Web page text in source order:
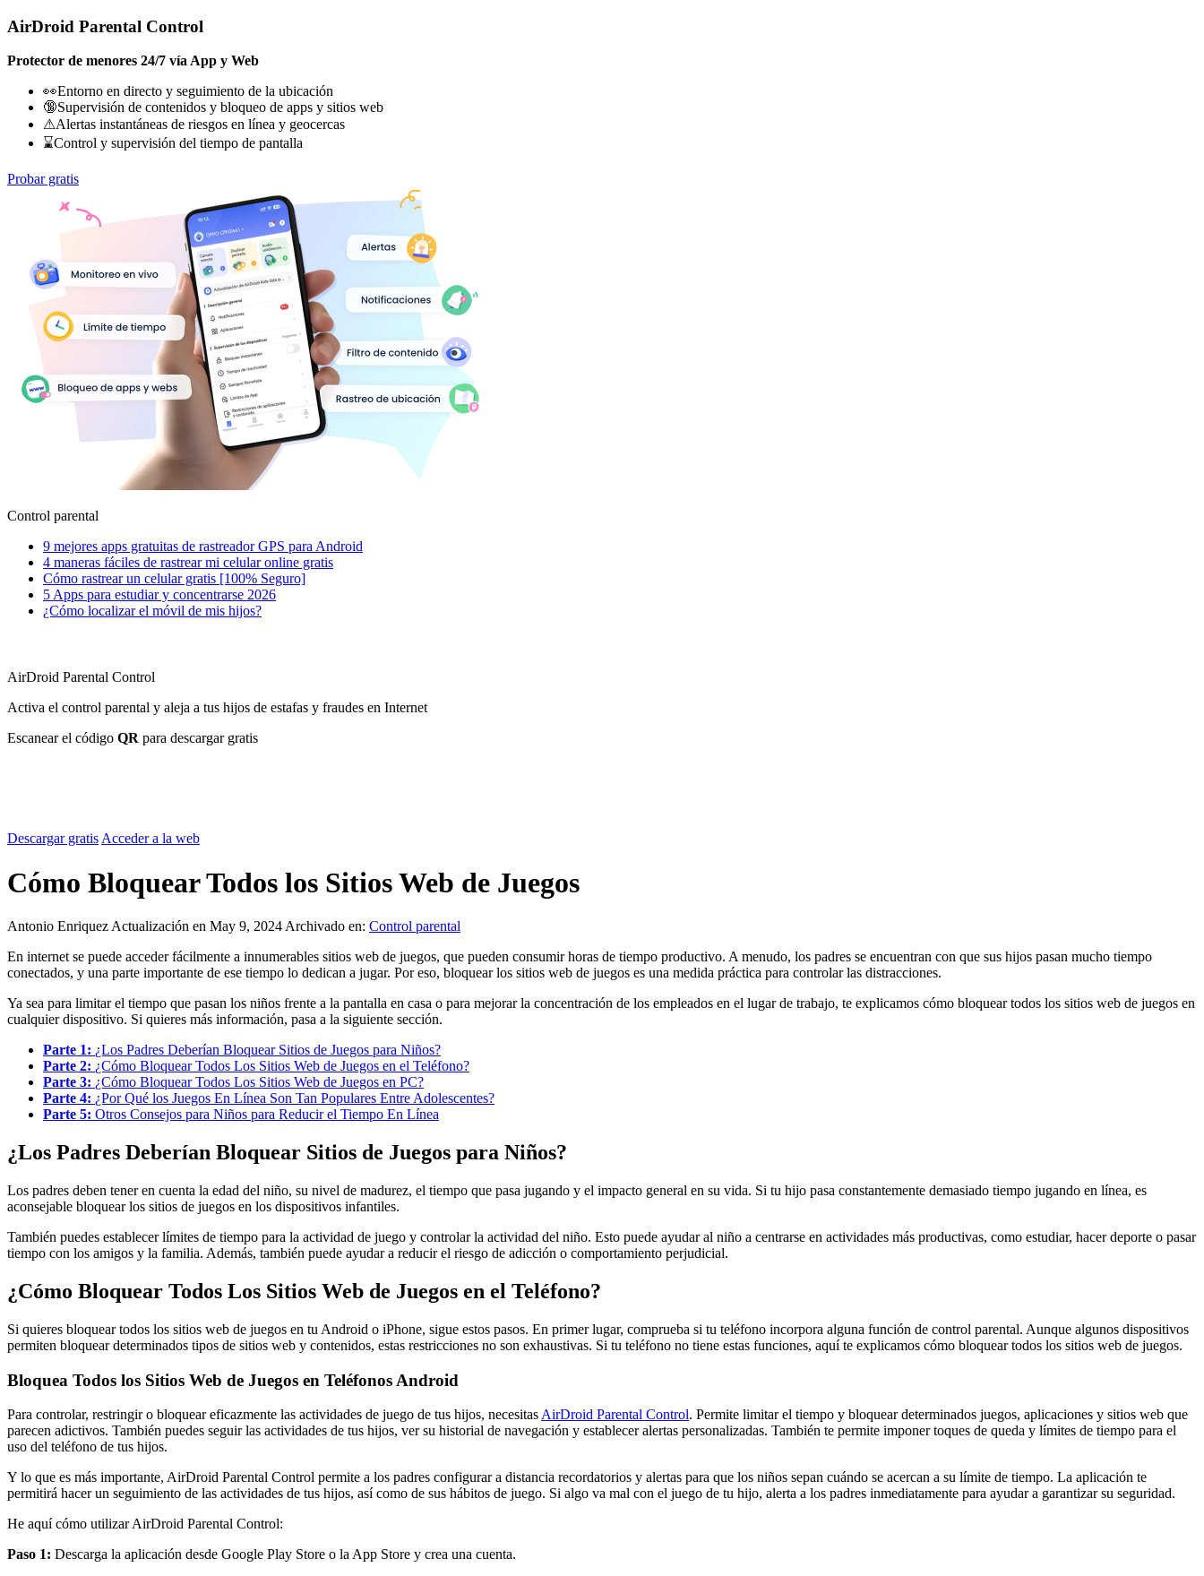
AirDroid Parental Control
Protector de menores 24/7 vía App y Web
👀Entorno en directo y seguimiento de la ubicación
🔞Supervisión de contenidos y bloqueo de apps y sitios web
⚠Alertas instantáneas de riesgos en línea y geocercas
⌛Control y supervisión del tiempo de pantalla
Probar gratis
Control parental
9 mejores apps gratuitas de rastreador GPS para Android
4 maneras fáciles de rastrear mi celular online gratis
Cómo rastrear un celular gratis [100% Seguro]
5 Apps para estudiar y concentrarse 2026
¿Cómo localizar el móvil de mis hijos?
AirDroid Parental Control
Activa el control parental y aleja a tus hijos de estafas y fraudes en Internet
Escanear el código QR para descargar gratis
Descargar gratisAcceder a la web
Cómo Bloquear Todos los Sitios Web de Juegos
Antonio Enriquez Actualización en May 9, 2024 Archivado en: Control parental
En internet se puede acceder fácilmente a innumerables sitios web de juegos, que pueden consumir horas de tiempo productivo. A menudo, los padres se encuentran con que sus hijos pasan mucho tiempo
conectados, y una parte importante de ese tiempo lo dedican a jugar. Por eso, bloquear los sitios web de juegos es una medida práctica para controlar las distracciones.
Ya sea para limitar el tiempo que pasan los niños frente a la pantalla en casa o para mejorar la concentración de los empleados en el lugar de trabajo, te explicamos cómo bloquear todos los sitios web de juegos en
cualquier dispositivo. Si quieres más información, pasa a la siguiente sección.
Parte 1: ¿Los Padres Deberían Bloquear Sitios de Juegos para Niños?
Parte 2: ¿Cómo Bloquear Todos Los Sitios Web de Juegos en el Teléfono?
Parte 3: ¿Cómo Bloquear Todos Los Sitios Web de Juegos en PC?
Parte 4: ¿Por Qué los Juegos En Línea Son Tan Populares Entre Adolescentes?
Parte 5: Otros Consejos para Niños para Reducir el Tiempo En Línea
¿Los Padres Deberían Bloquear Sitios de Juegos para Niños?
Los padres deben tener en cuenta la edad del niño, su nivel de madurez, el tiempo que pasa jugando y el impacto general en su vida. Si tu hijo pasa constantemente demasiado tiempo jugando en línea, es
aconsejable bloquear los sitios de juegos en los dispositivos infantiles.
También puedes establecer límites de tiempo para la actividad de juego y controlar la actividad del niño. Esto puede ayudar al niño a centrarse en actividades más productivas, como estudiar, hacer deporte o pasar
tiempo con los amigos y la familia. Además, también puede ayudar a reducir el riesgo de adicción o comportamiento perjudicial.
¿Cómo Bloquear Todos Los Sitios Web de Juegos en el Teléfono?
Si quieres bloquear todos los sitios web de juegos en tu Android o iPhone, sigue estos pasos. En primer lugar, comprueba si tu teléfono incorpora alguna función de control parental. Aunque algunos dispositivos
permiten bloquear determinados tipos de sitios web y contenidos, estas restricciones no son exhaustivas. Si tu teléfono no tiene estas funciones, aquí te explicamos cómo bloquear todos los sitios web de juegos.
Bloquea Todos los Sitios Web de Juegos en Teléfonos Android
Para controlar, restringir o bloquear eficazmente las actividades de juego de tus hijos, necesitas AirDroid Parental Control. Permite limitar el tiempo y bloquear determinados juegos, aplicaciones y sitios web que
parecen adictivos. También puedes seguir las actividades de tus hijos, ver su historial de navegación y establecer alertas personalizadas. También te permite imponer toques de queda y límites de tiempo para el
uso del teléfono de tus hijos.
Y lo que es más importante, AirDroid Parental Control permite a los padres configurar a distancia recordatorios y alertas para que los niños sepan cuándo se acercan a su límite de tiempo. La aplicación te
permitirá hacer un seguimiento de las actividades de tus hijos, así como de sus hábitos de juego. Si algo va mal con el juego de tu hijo, alerta a los padres inmediatamente para ayudar a garantizar su seguridad.
He aquí cómo utilizar AirDroid Parental Control:
Paso 1: Descarga la aplicación desde Google Play Store o la App Store y crea una cuenta.